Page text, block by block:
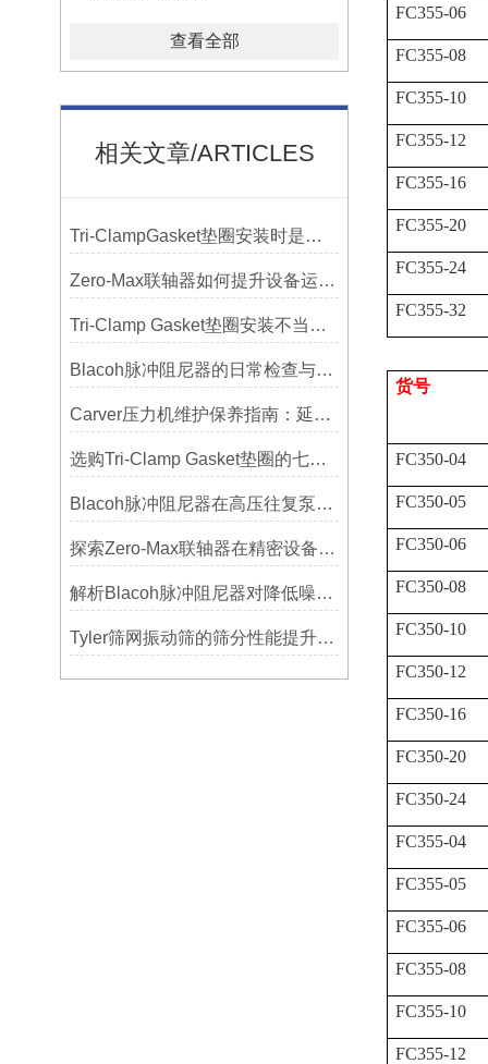
查看全部
相关文章/ARTICLES
Tri-ClampGasket垫圈安装时是否需要涂抹润滑剂或密封脂？
Zero-Max联轴器如何提升设备运行精度？
Tri-Clamp Gasket垫圈安装不当导致的泄漏问题及预防
Blacoh脉冲阻尼器的日常检查与预防性维护清单
Carver压力机维护保养指南：延长设备寿命的关键
选购Tri-Clamp Gasket垫圈的七大要点
Blacoh脉冲阻尼器在高压往复泵系统中的应用
探索Zero-Max联轴器在精密设备中的优势
解析Blacoh脉冲阻尼器对降低噪音的显著作用
Tyler筛网振动筛的筛分性能提升技巧
FC355-06
FC355-08
FC355-10
FC355-12
FC355-16
FC355-20
FC355-24
FC355-32
货号
FC350-04
FC350-05
FC350-06
FC350-08
FC350-10
FC350-12
FC350-16
FC350-20
FC350-24
FC355-04
FC355-05
FC355-06
FC355-08
FC355-10
FC355-12